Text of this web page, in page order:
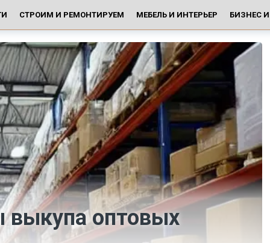
СТРОИМ И РЕМОНТИРУЕМ МЕБЕЛЬ И ИНТЕРЬЕР БИЗНЕС
оптовых